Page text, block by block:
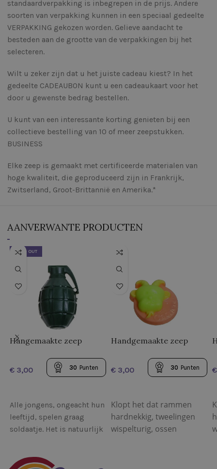
standaardverpakking is inbegrepen in de prijs. Andere
soorten van verpakking kunnen in een speciaal gedeelte
VERPAKKING gekozen worden. Gelieve aandacht te
besteden aan de grootte van de verpakkingen bij het
selecteren.
Wilt u zeker zijn dat u het juiste cadeau kiest? In het
gedeelte CADEAUBON kunt u een cadeaukaart voor het
door u gewenste bedrag bestellen.
U kunt van een interessante korting genieten bij een
collectieve bestelling van 10 of meer zeepstukken.
BUSINESS
Elke zeep is gemaakt met certificeerde materialen van
hoge kwaliteit, die geproduceerd zijn in Frankrijk,
Zwitserland, Groot-Brittannië en Amerika.*
AANVERWANTE PRODUCTEN
SOLD OUT
Hangemaakte zeep
€ 30 Punten
Alle jongens, ongeacht hun
leeftijd, spelen graag
soldaatje. Het is natuurlijk
echte, militaire gevechten.
Handgemaakte zeep
Steenbok”
€ 30 Punten
Klopt het dat rammen
hardnekkig, tweelingen
wispelturig, ossen
€